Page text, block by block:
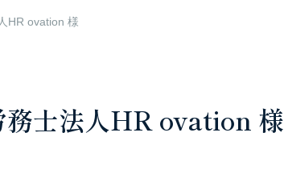
HR ovation 様
務士法人HR ovation 様